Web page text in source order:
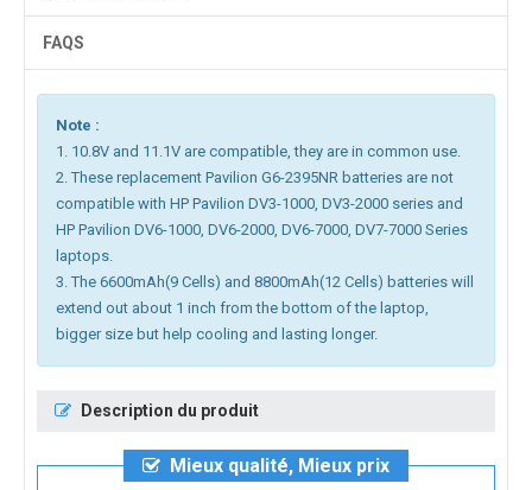
FAQS
Note :
1. 10.8V and 11.1V are compatible, they are in common use.
2. These replacement Pavilion G6-2395NR batteries are not
compatible with HP Pavilion DV3-1000, DV3-2000 series and
HP Pavilion DV6-1000, DV6-2000, DV6-7000, DV7-7000 Series
laptops.
3. The 6600mAh(9 Cells) and 8800mAh(12 Cells) batteries will
extend out about 1 inch from the bottom of the laptop,
bigger size but help cooling and lasting longer.
Description du produit
Mieux qualité, Mieux prix